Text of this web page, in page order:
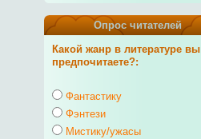
Опрос читателей
Какой жанр в литературе вы
предпочитаете?:
Фантастику
Фэнтези
Мистику/ужасы